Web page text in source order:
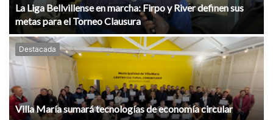
La Liga Bellvillense en marcha: Firpo y River definen sus
metas para el Torneo Clausura
Destacada
Villa María sumará tecnologías de economía circular